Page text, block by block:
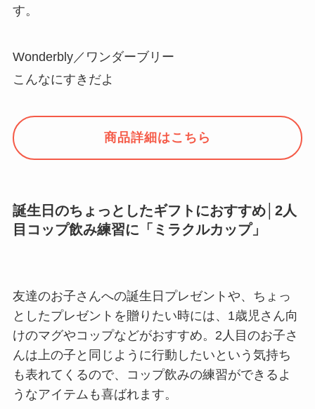
す。
Wonderbly／ワンダーブリー
こんなにすきだよ
商品詳細はこちら
誕生日のちょっとしたギフトにおすすめ│2人
目コップ飲み練習に「ミラクルカップ」
友達のお子さんへの誕生日プレゼントや、ちょっ
としたプレゼントを贈りたい時には、1歳児さん向
けのマグやコップなどがおすすめ。2人目のお子さ
んは上の子と同じように行動したいという気持ち
も表れてくるので、コップ飲みの練習ができるよ
うなアイテムも喜ばれます。